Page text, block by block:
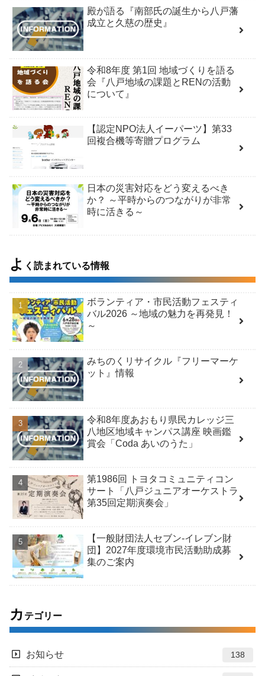
殿が語る『南部氏の誕生から八戸藩
成立と久慈の歴史』
令和8年度 第1回 地域づくりを語る
会『八戸地域の課題とRENの活動
について』
【認定NPO法人イーパーツ】第33
回複合機等寄贈プログラム
日本の災害対応をどう変えるべき
か？ ～平時からのつながりが非常
時に活きる～
よ く読まれている情報
ボランティア・市民活動フェスティ
バル2026 ～地域の魅力を再発見！
～
みちのくリサイクル『フリーマーケ
ット』情報
令和8年度あおもり県民カレッジ三
八地区地域キャンパス講座 映画鑑
賞会「Coda あいのうた」
第1986回 トヨタコミュニティコン
サート「八戸ジュニアオーケストラ
第35回定期演奏会」
【一般財団法人セブン-イレブン財
団】2027年度環境市民活動助成募
集のご案内
カ テゴリー
お知らせ 138